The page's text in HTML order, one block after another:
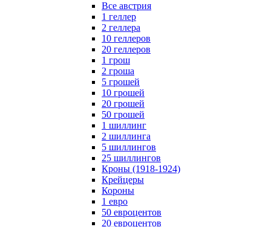
Все австрия
1 геллер
2 геллера
10 геллеров
20 геллеров
1 грош
2 гроша
5 грошей
10 грошей
20 грошей
50 грошей
1 шиллинг
2 шиллинга
5 шиллингов
25 шиллингов
Кроны (1918-1924)
Крейцеры
Короны
1 евро
50 евроцентов
20 евроцентов